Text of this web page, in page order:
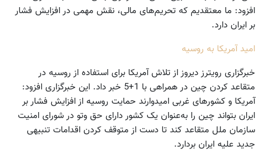
افزود: ما معتقدیم که تحریم‌های مالی، نقش مهمی در افزایش فشار
بر ایران دارد.
امید آمریکا به روسیه
خبرگزاری رویترز دیروز از تلاش آمریکا برای استفاده از روسیه در
متقاعد کردن چین در همراهی با 1+5 خبر داد. این خبرگزاری افزود:
آمریکا و کشورهای غربی امیدوارند حمایت روسیه از افزایش فشار بر
ایران بتواند چین را به‌عنوان یک کشور دارای حق وتو در شورای امنیت
سازمان ملل متقاعد کند تا دست از متوقف کردن اقدامات تنبیهی
جدید علیه ایران بردارد.